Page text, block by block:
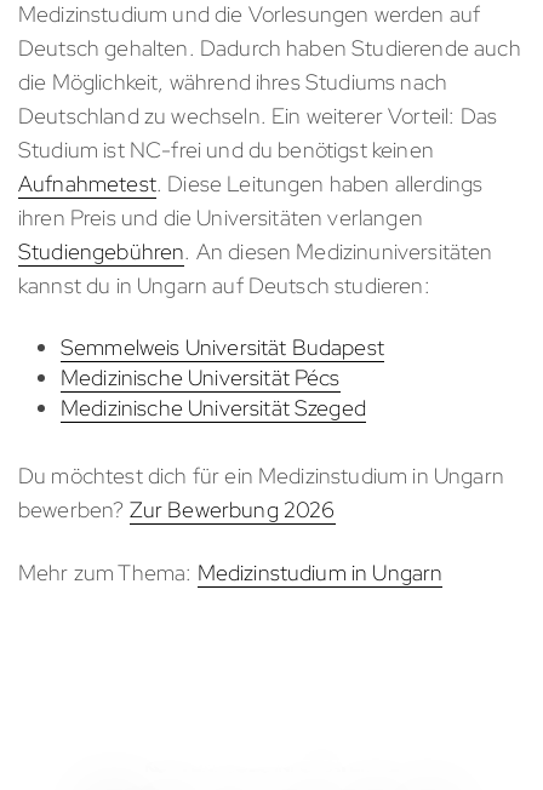
Medizinstudium und die Vorlesungen werden auf
Deutsch gehalten. Dadurch haben Studierende auch
die Möglichkeit, während ihres Studiums nach
Deutschland zu wechseln. Ein weiterer Vorteil: Das
Studium ist NC-frei und du benötigst keinen
Aufnahmetest. Diese Leitungen haben allerdings
ihren Preis und die Universitäten verlangen
Studiengebühren. An diesen Medizinuniversitäten
kannst du in Ungarn auf Deutsch studieren:
Semmelweis Universität Budapest
Medizinische Universität Pécs
Medizinische Universität Szeged
Du möchtest dich für ein Medizinstudium in Ungarn
bewerben? Zur Bewerbung 2026
Mehr zum Thema: Medizinstudium in Ungarn